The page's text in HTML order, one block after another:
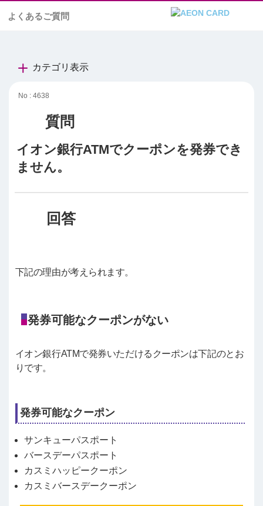
よくあるご質問
カテゴリ表示
No : 4638
イオン銀行ATMでクーポンを発券でき
ません。
下記の理由が考えられます。
発券可能なクーポンがない
イオン銀行ATMで発券いただけるクーポンは下記のとお
りです。
発券可能なクーポン
サンキューパスポート
バースデーパスポート
カスミハッピークーポン
カスミバースデークーポン